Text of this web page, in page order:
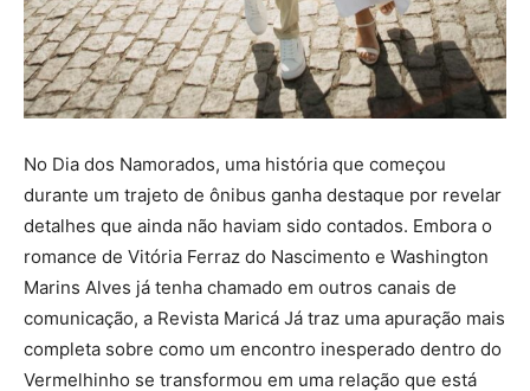
No Dia dos Namorados, uma história que começou
durante um trajeto de ônibus ganha destaque por revelar
detalhes que ainda não haviam sido contados. Embora o
romance de Vitória Ferraz do Nascimento e Washington
Marins Alves já tenha chamado em outros canais de
comunicação, a Revista Maricá Já traz uma apuração mais
completa sobre como um encontro inesperado dentro do
Vermelhinho se transformou em uma relação que está